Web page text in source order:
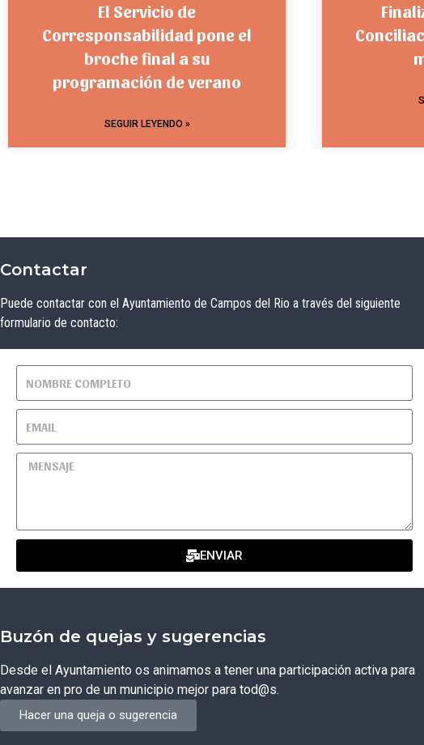
El Servicio de
Corresponsabilidad pone el
broche final a su
programación de verano
SEGUIR LEYENDO »
Contactar
Puede contactar con el Ayuntamiento de Campos del Rio a través del siguiente
formulario de contacto:
ENVIAR
Buzón de quejas y sugerencias
Desde el Ayuntamiento os animamos a tener una participación activa para
avanzar en pro de un municipio mejor para tod@s.
Hacer una queja o sugerencia